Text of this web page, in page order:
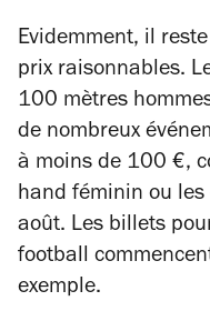
Evidemment, il
prix raisonnables.
100 mètres
de nombreux
à moins de 100 €,
hand féminin ou les
août. Les billets
football
exemple.